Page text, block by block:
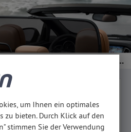
Cabrios und Coupés von Auto Thüllen: Fahrvergnügen mit Stil
MIETEN
und Coupés
um Ihnen ein optimales
zu bieten. Durch Klick auf den
stimmen Sie der Verwendung